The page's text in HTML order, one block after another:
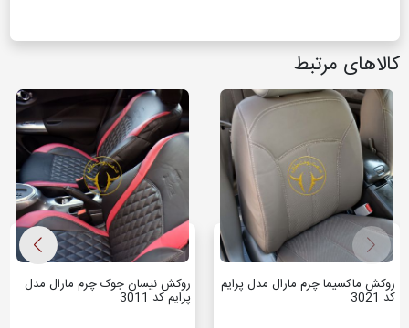
کالاهای مرتبط
روکش ماکسیما چرم مارال مدل پرایم
کد 3021
روکش نیسان جوک چرم مارال مدل
پرایم کد 3011